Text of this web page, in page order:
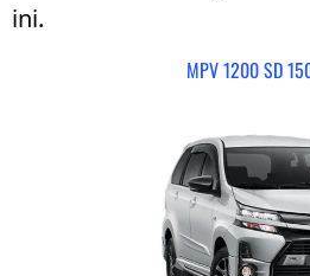
ini.
MPV 1200 SD